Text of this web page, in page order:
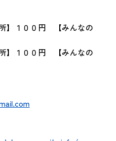
】１００円 【みんなの
】１００円 【みんなの